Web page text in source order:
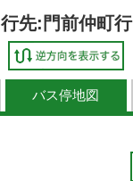
行先:門前仲町行
バス停地図